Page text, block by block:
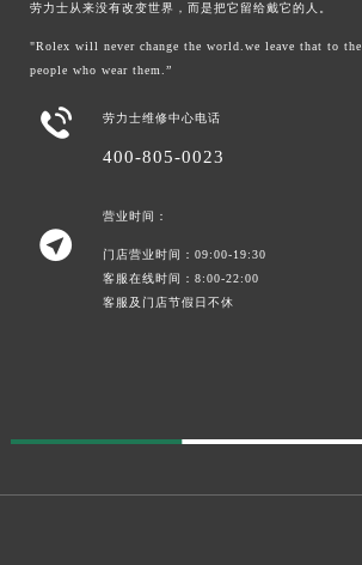
劳力士从来没有改变世界，而是把它留给戴它的人。
"Rolex will never change the world.we leave that to the
people who wear them.”
 劳力士维修中心电话
400-805-0023

营业时间：
门店营业时间：09:00-19:30
客服在线时间：8:00-22:00
客服及门店节假日不休